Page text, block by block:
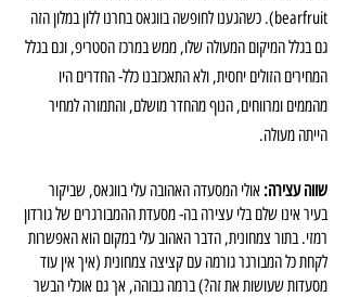
bearfruit). כשהגענו לחופשה בווגאס בחרנו ללון במלון הזה
גם בגלל המיקום המעולה שלו, ממש במרכז הסטריפ, וגם בגלל
המחירים הזולים יחסית, ולא התאכזבנו כלל- החדרים היו
מהממים ומרווחים, הנוף מהחדר מושלם, והתמורה למחיר
הייתה מעולה.
שווה עצירה: אולי המסעדה האהובה עלי בווגאס, שביקור
בעיר אינו שלם בלי עצירה בה- מסעדת ההמבורגרים של גורדון
רמזי. בתור צמחונית, הדבר האהוב עלי במקום הוא האפשרות
לקחת כל המבורגר גורמה עם קציצה צמחונית (איך אין עוד
מסעדות שעושות את זה?) ברמה גבוהה, אך גם אוכלי הבשר